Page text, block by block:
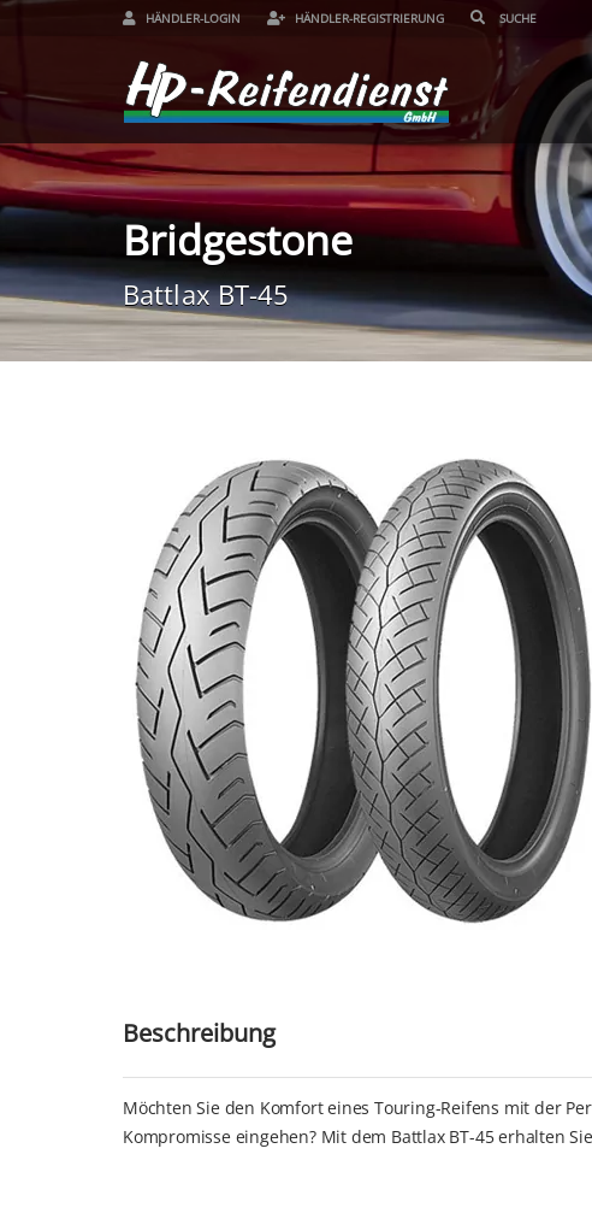
HÄNDLER-LOGIN HÄNDLER-REGISTRIERUNG
Bridgestone
Battlax BT-45
Beschreibung
Möchten Sie den Komfort eines Touring-Reifens mit der
Kompromisse eingehen? Mit dem Battlax BT-45 erhalten